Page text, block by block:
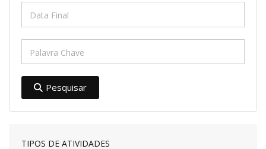
Pesquisar
TIPOS DE ATIVIDADES